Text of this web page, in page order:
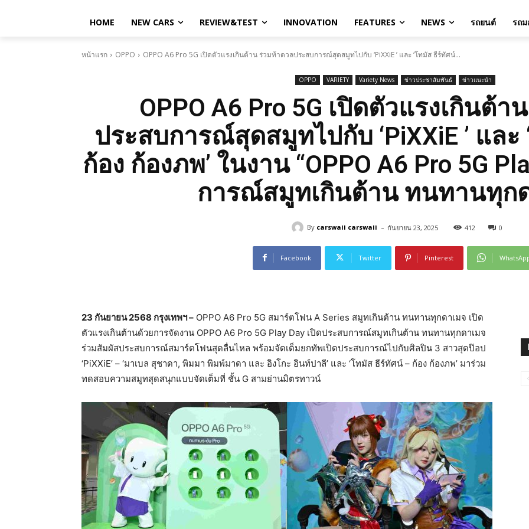
HOME NEW CARS REVIEW&TEST INNOVATION FEATURES NEWS รถยนต์ รถม
หน้าแรก OPPO OPPO A6 Pro 5G เปิดตัวแรงเกินต้าน ร่วมท้าดวลประสบการณ์สุดสมูทไปกับ ‘PiXXiE ’ และ ‘โทมัส ธีร์ทัศน์...
OPPO VARIETY Variety News ข่าวประชาสัมพันธ์ ข่าวแนะนำ
OPPO A6 Pro 5G เปิดตัวแรงเกินต้
ประสบการณ์สุดสมูทไปกับ ‘PiXXiE ’ แล
ก้อง ก้องภพ’ ในงาน “OPPO A6 Pro 5G
การณ์สมูทเกินต้าน ทนทานทุกด
By carswaii carswaii - กันยายน 23, 2025 412 0
Facebook Twitter Pinterest
23 กันยายน2568 กรุงเทพฯ – OPPO A6 Pro 5G สมาร์ตโฟน A Series สมูทเกินต้าน ทนทานทุกดาเมจ เปิด
ตัวแรงเกินต้านด้วยการจัดงาน OPPO A6 Pro 5G Play Day เปิดประสบการณ์สมูทเกินต้าน ทนทานทุกดาเมจ
ร่วมสัมผัสประสบการณ์สมาร์ตโฟนสุดลื่นไหล พร้อมจัดเต็มยกทัพเปิดประสบการณ์ไปกับศิลปิน 3 สาวสุดป๊อป
‘PiXXiE’ – ‘มาเบล สุชาดา, พิมมา พิมพ์มาดา และ อิงโกะ อินท์ปาลี’ และ ‘โทมัส ธีร์ทัศน์ – ก้อง ก้องภพ’ มาร่วม
ทดสอบความสมูทสุดสนุกแบบจัดเต็มที่ ชั้น G สามย่านมิตรทาวน์